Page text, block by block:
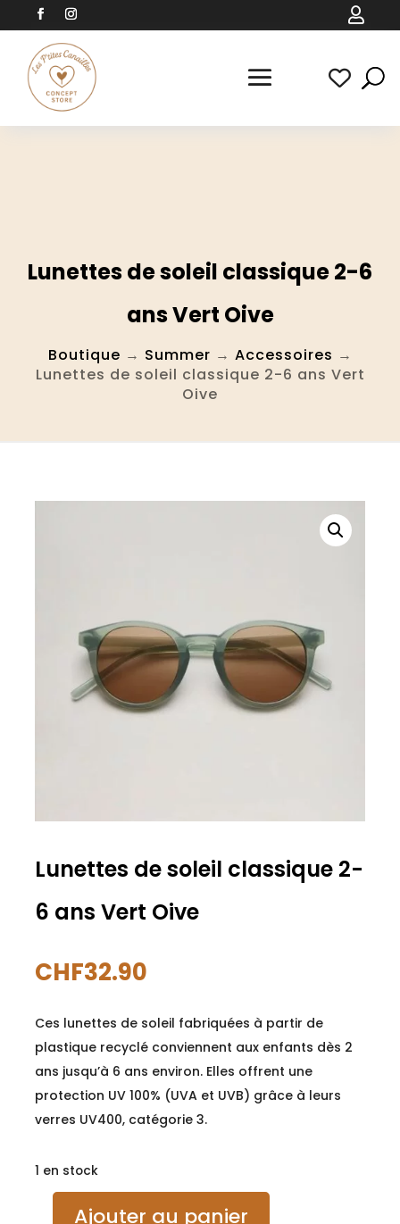

Lunettes de soleil classique 2-6
ans Vert Oive
Boutique → Summer → Accessoires →
Lunettes de soleil classique 2-6 ans Vert
Oive
Lunettes de soleil classique 2-
6 ans Vert Oive
CHF32.90
Ces lunettes de soleil fabriquées à partir de
plastique recyclé conviennent aux enfants dès 2
ans jusqu’à 6 ans environ. Elles offrent une
protection UV 100% (UVA et UVB) grâce à leurs
verres UV400, catégorie 3.
1 en stock
quantitéAjouter au panier